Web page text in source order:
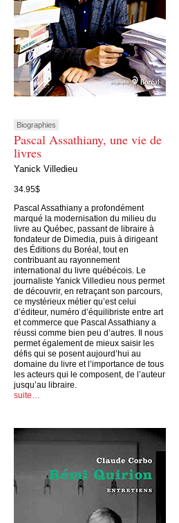
Biographies
Pascal Assathiany, une vie de
livres
Yanick Villedieu
34.95$
Pascal Assathiany a profondément
marqué la modernisation du milieu du
livre au Québec, passant de libraire à
fondateur de Dimedia, puis à dirigeant
des Éditions du Boréal, tout en
contribuant au rayonnement
international du livre québécois. Le
journaliste Yanick Villedieu nous permet
de découvrir, en retraçant son parcours,
ce mystérieux métier qu’est celui
d’éditeur, numéro d’équilibriste entre art
et commerce que Pascal Assathiany a
réussi comme bien peu d’autres. Il nous
permet également de mieux saisir les
défis qui se posent aujourd’hui au
domaine du livre et l’importance de tous
les acteurs qui le composent, de l’auteur
jusqu’au libraire.
suite…